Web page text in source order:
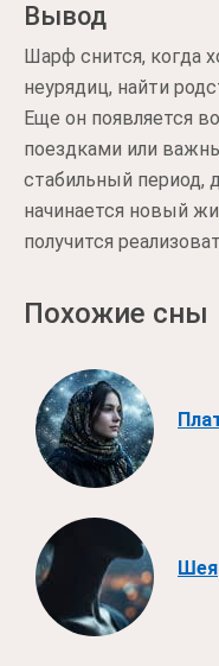
Вывод
Шарф снится, когда
неурядиц, найти
Еще он появляется
поездками или
стабильный период,
начинается новый
получится
Похожие сны
Шея